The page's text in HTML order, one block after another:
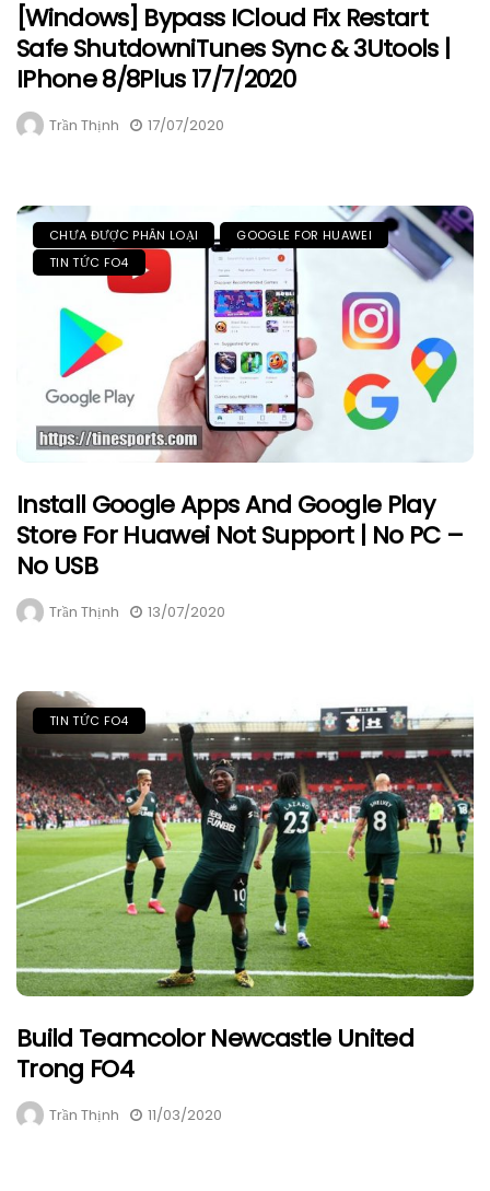
[Windows] Bypass ICloud Fix Restart
Safe ShutdowniTunes Sync & 3Utools |
IPhone 8/8Plus 17/7/2020
Trần Thịnh 17/07/2020
CHƯA ĐƯỢC PHÂN LOẠI
GOOGLE FOR HUAWEI
TIN TỨC FO4
Install Google Apps And Google Play
Store For Huawei Not Support | No PC –
No USB
Trần Thịnh 13/07/2020
TIN TỨC FO4
Build Teamcolor Newcastle United
Trong FO4
Trần Thịnh 11/03/2020